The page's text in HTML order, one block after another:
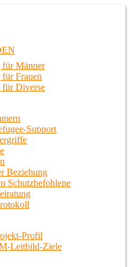
Berlin
für Männer
Frauen
für Diverse
Support
Beziehung
Schutzbefohlene
Profil
Leitbild-Ziele